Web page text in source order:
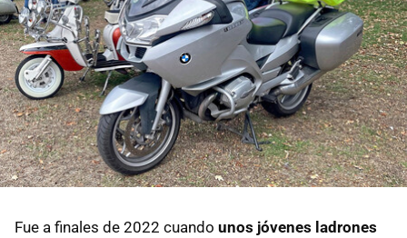
Fue a finales de 2022 cuando unos jóvenes ladrones